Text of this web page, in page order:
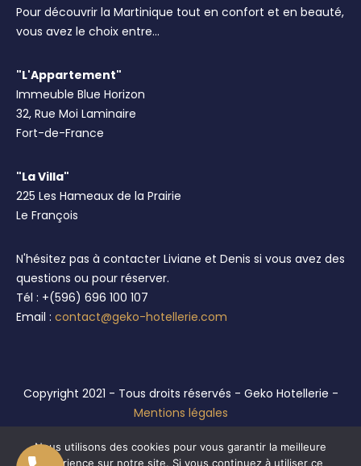
Pour découvrir la Martinique tout en confort et en beauté,
vous avez le choix entre...
"L'Appartement"
Immeuble Blue Horizon
32, Rue Moi Laminaire
Fort-de-France
"La Villa"
225 Les Hameaux de la Prairie
Le François
N'hésitez pas à contacter Liviane et Denis si vous avez des
questions ou pour réserver.
Tél : +(596) 696 100 107
Email : contact@geko-hotellerie.com
Copyright 2021 - Tous droits réservés - Geko Hotellerie -
Mentions légales
Réalisation : Anthellia Conseil
Nous utilisons des cookies pour vous garantir la meilleure
expérience sur notre site. Si vous continuez à utiliser ce